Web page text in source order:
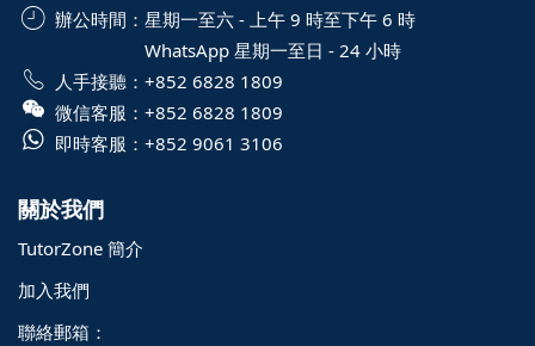
辦公時間： 星期一至六 - 上午 9 時至下午 6 時
WhatsApp 星期一至日 - 24 小時
人手接聽： +852 6828 1809
微信客服： +852 6828 1809
即時客服： +852 9061 3106
關於我們
TutorZone 簡介
加入我們
聯絡郵箱：